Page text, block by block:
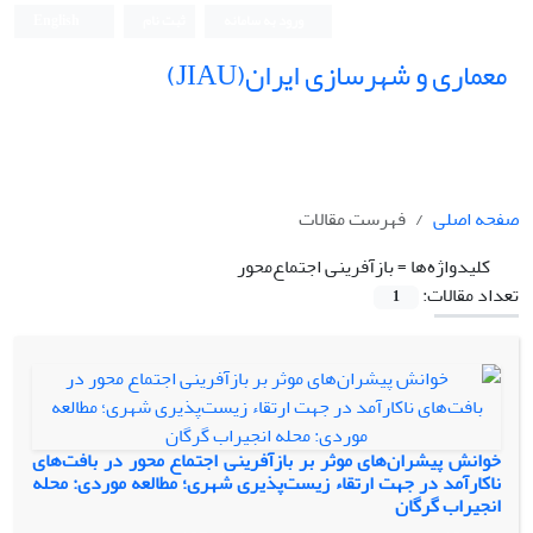
معماری و شهرسازی ایران(JIAU)
صفحه اصلی
فهرست مقالات
کلیدواژه‌ها =بازآفرینی اجتماع‌محور
تعداد مقالات:
1
خوانش پیشران‌های موثر بر بازآفرینی اجتماع محور در بافت‌های
ناکارآمد در جهت ارتقاء زیست‌پذیری شهری؛ مطالعه موردی: محله
انجیراب گرگان